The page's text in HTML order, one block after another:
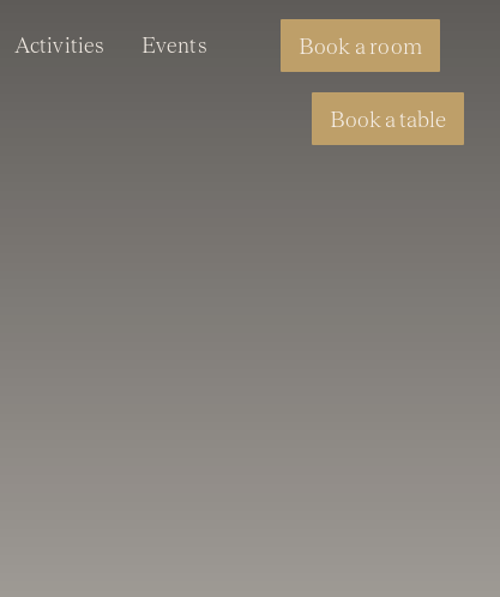
Activities Events Book a room
Book a table